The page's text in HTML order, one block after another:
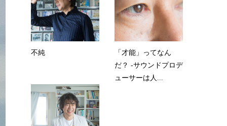
不純
「才能」ってなん
だ？ -サウンドプロデ
ューサーは人...